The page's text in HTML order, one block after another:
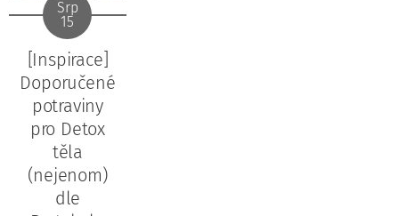
Srp
15
[Inspirace]
Doporučené
potraviny
pro Detox
těla
(nejenom)
dle